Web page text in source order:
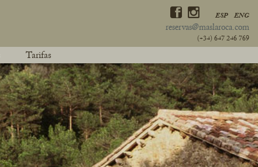
ESP ENG
reservas@maslaroca.com
(+34) 647 246 769
Tarifas